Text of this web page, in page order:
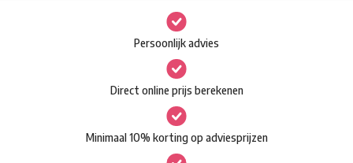
Waar ben je naar op zoek?
Deze
optie
kan
gekozen
worden
op
de
Persoonlijk advies
Direct online prijs berekenen
Minimaal 10% korting op adviesprijzen